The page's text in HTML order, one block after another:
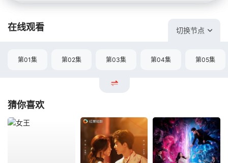
在线观看 切换节点
第01集 第02集 第03集 第04集 第05集
猜你喜欢